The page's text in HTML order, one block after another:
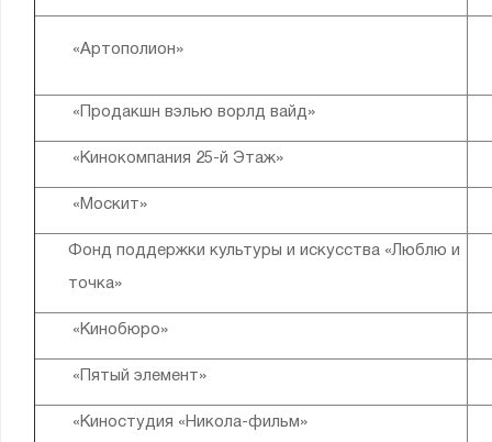
«Артополион»
«Продакшн вэлью ворлд вайд»
«Кинокомпания 25-й Этаж»
«Москит»
Фонд поддержки культуры и искусства «Люблю и
точка»
«Кинобюро»
«Пятый элемент»
«Киностудия «Никола-фильм»